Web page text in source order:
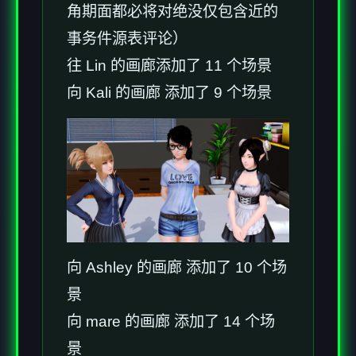
角期面都必将对绝没仅包含近的
事务件源表评论）
往 Lin 的画廊添加了 11 个场景
向 Kali 的画廊 添加了 9 个场景
向 Ashley 的画廊 添加了 10 个场
景
向 mare 的画廊 添加了 14 个场
景